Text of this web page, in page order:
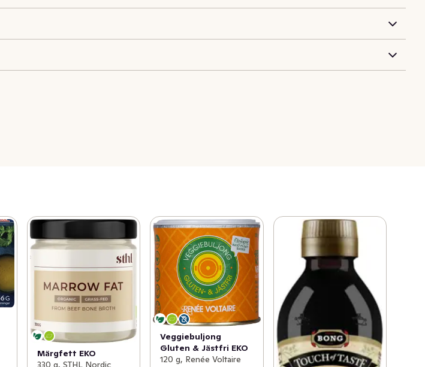
Märgfett EKO
330 g, STHL Nordic
Veggiebuljong
Gluten & Jästfri EKO
120 g, Renée Voltaire